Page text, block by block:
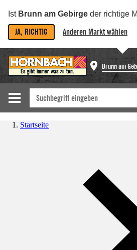
Ist Brunn am Gebirge der richtige
JA, RICHTIG Anderen Markt wählen
Brunn am
Startseite